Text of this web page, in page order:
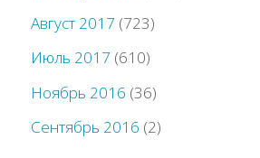
Август 2017 (723)
Июль 2017 (610)
Ноябрь 2016 (36)
Сентябрь 2016 (2)